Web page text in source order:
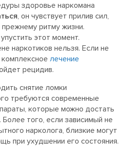
здоровье наркомана
, он чувствует прилив сил,
прежнему ритму жизни.
этот момент.
наркотиков нельзя. Если не
лечение
рецидив.
снятие ломки
требуются современные
которые можно достать
Более того, если зависимый не
нарколога, близкие могут
при ухудшении его состояния.